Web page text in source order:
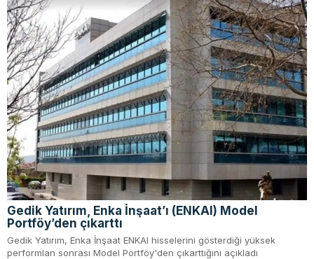
Gedik Yatırım, Enka İnşaat’ı (ENKAI) Model
Portföy’den çıkarttı
Gedik Yatırım, Enka İnşaat ENKAI hisselerini gösterdiği yüksek
performlan sonrası Model Portföy'den çıkarttığını açıkladı